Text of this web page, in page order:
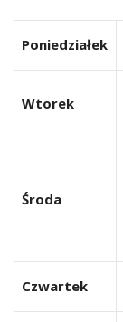
Poniedziałek
Wtorek
Środa
Czwartek